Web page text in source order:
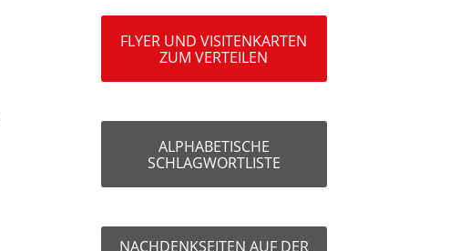
FLYER UND VISITENKARTEN
ZUM VERTEILEN
ALPHABETISCHE
SCHLAGWORTLISTE
NACHDENKSEITEN AUF DER